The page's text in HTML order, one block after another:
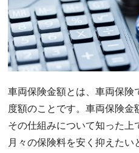
車両保険金額とは、車両保険
度額のことです。車両保険金
その仕組みについて知った上
月々の保険料を安く抑えた